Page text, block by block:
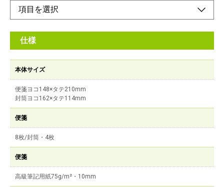
仕様
本体サイズ
便箋ヨコ148×タテ210mm
封筒ヨコ162×タテ114mm
便箋
8枚/封筒・4枚
便箋
高級筆記用紙75g/m²・10mm